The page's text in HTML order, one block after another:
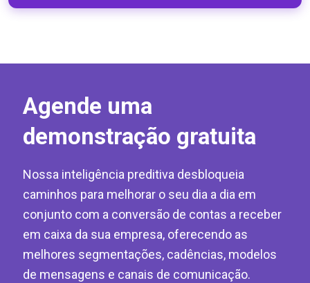
Agende uma
demonstração gratuita
Nossa inteligência preditiva desbloqueia
caminhos para melhorar o seu dia a dia em
conjunto com a conversão de contas a receber
em caixa da sua empresa, oferecendo as
melhores segmentações, cadências, modelos
de mensagens e canais de comunicação.